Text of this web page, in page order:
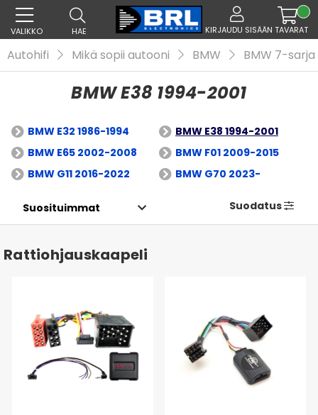
VALIKKO HAE KIRJAUDU SISÄÄN TAVARAT
Autohifi Mikä sopii autooni BMW BMW 7-sarja
BMW E38 1994-2001
BMW E32 1986-1994
BMW E38 1994-2001
BMW E65 2002-2008
BMW F01 2009-2015
BMW G11 2016-2022
BMW G70 2023-
Suodatus
Rattiohjauskaapeli